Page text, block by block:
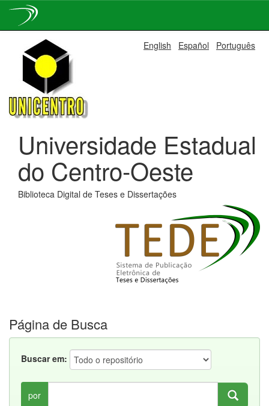
navigation
English Español Português
Universidade Estadual
do Centro-Oeste
Biblioteca Digital de Teses e Dissertações
Página de Busca
Buscar em:
por